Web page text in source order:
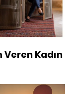
Veren Kadın